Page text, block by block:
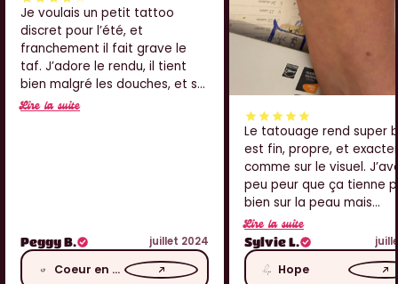
Je voulais un petit tattoo
discret pour l’été, et
franchement il fait grave le
taf. J’adore le rendu, il tient
bien malgré les douches, et sur
l’épaule ça passe crème. Juste
Lire la suite
Peggy B. juillet 2024
Coeur en fleur
Le tatouage rend super
est fin, propre, et
comme sur le visuel.
peu peur que ça tienne
bien sur la peau mais
franchement ça tient
bien. J’ai eu pas mal de
compliments aussi, donc
grave contente. Merci !
Lire la suite
Sylvie L.
Hope